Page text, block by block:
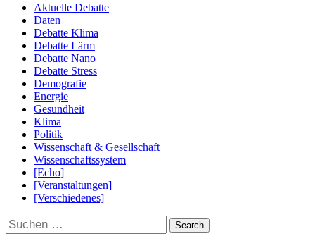
Aktuelle Debatte
Daten
Debatte Klima
Debatte Lärm
Debatte Nano
Debatte Stress
Demografie
Energie
Gesundheit
Klima
Politik
Wissenschaft & Gesellschaft
Wissenschaftssystem
[Echo]
[Veranstaltungen]
[Verschiedenes]
Suchen